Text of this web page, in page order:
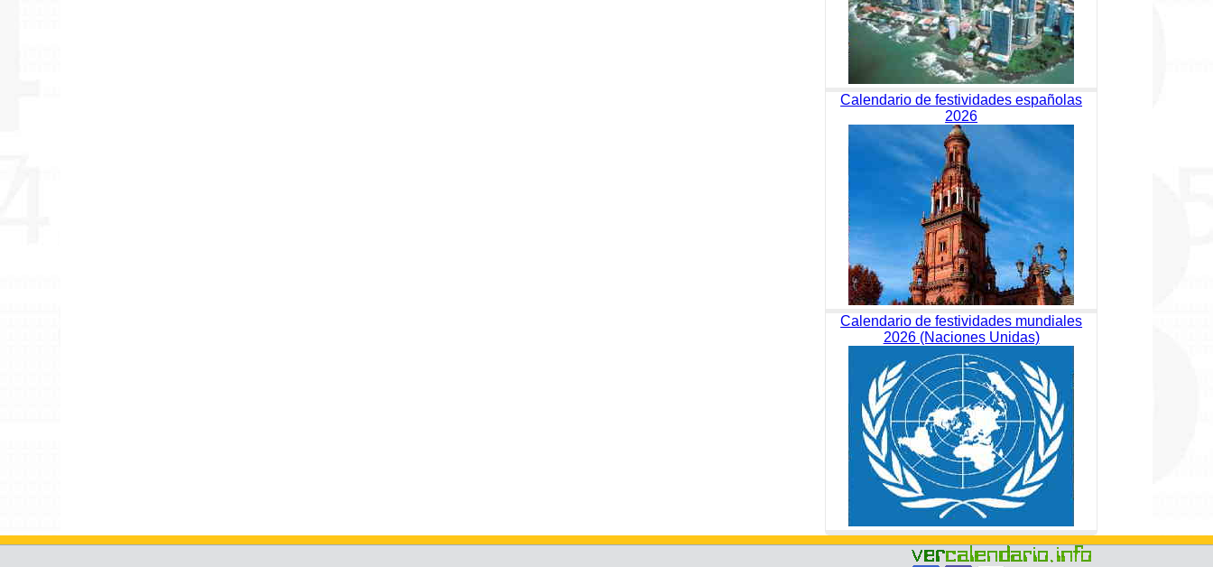
Calendario de festividades españolas
2026
Calendario de festividades mundiales
2026 (Naciones Unidas)